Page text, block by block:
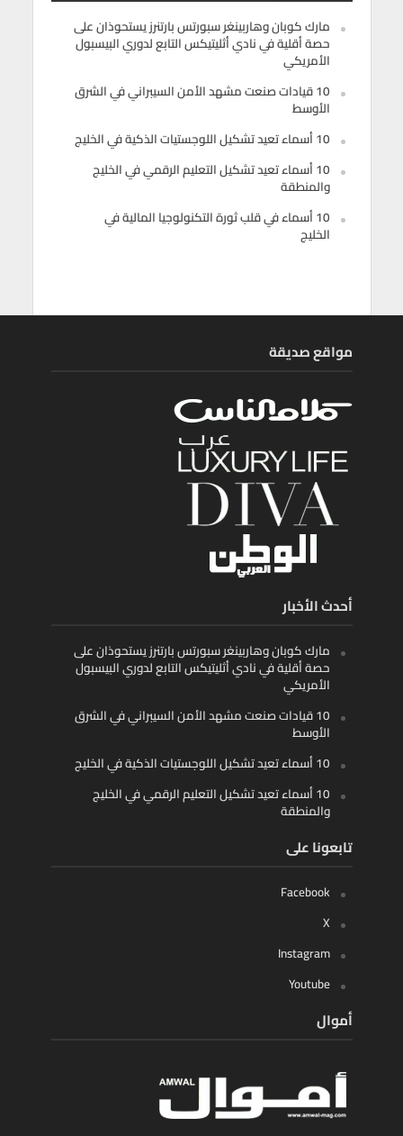
مارك كوبان وهاربينغر سبورتس بارتنرز يستحوذان على
حصة أقلية في نادي أثليتيكس التابع لدوري البيسبول
الأمريكي
10 قيادات صنعت مشهد الأمن السيبراني في الشرق
الأوسط
10 أسماء تعيد تشكيل اللوجستيات الذكية في الخليج
10 أسماء تعيد تشكيل التعليم الرقمي في الخليج
والمنطقة
10 أسماء في قلب ثورة التكنولوجيا المالية في
الخليج
مواقع صديقة
أحدث الأخبار
مارك كوبان وهاربينغر سبورتس بارتنرز يستحوذان على
حصة أقلية في نادي أثليتيكس التابع لدوري البيسبول
الأمريكي
10 قيادات صنعت مشهد الأمن السيبراني في الشرق
الأوسط
10 أسماء تعيد تشكيل اللوجستيات الذكية في الخليج
10 أسماء تعيد تشكيل التعليم الرقمي في الخليج
والمنطقة
تابعونا على
Facebook
X
Instagram
Youtube
أموال